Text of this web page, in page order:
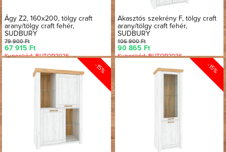
Ágy Z2, 160x200, tölgy craft
arany/tölgy craft fehér,
SUDBURY
79 900 Ft
67 915 Ft
Kuponkód: BUTOR2026
Akasztós szekrény F, tölgy craft
arany/tölgy craft fehér,
SUDBURY
106 900 Ft
90 865 Ft
Kuponkód: BUTOR2026
-15% -15%